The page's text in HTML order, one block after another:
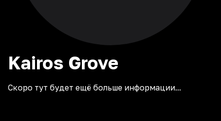
Kairos Grove
Скоро тут будет ещё больше информации...